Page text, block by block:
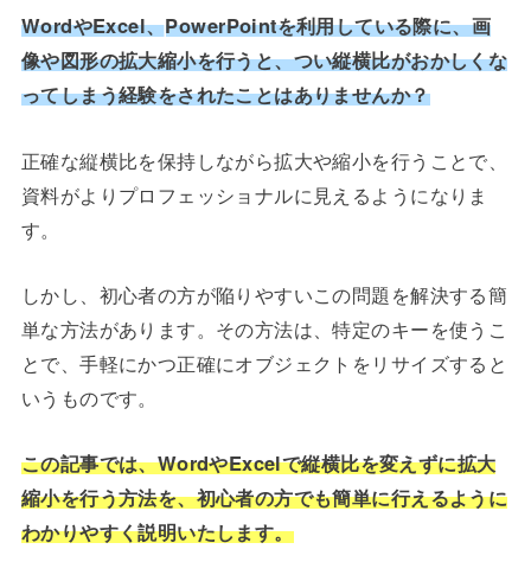
WordやExcel、PowerPointを利用している際に、画
像や図形の拡大縮小を行うと、つい縦横比がおかしくな
ってしまう経験をされたことはありませんか？
正確な縦横比を保持しながら拡大や縮小を行うことで、
資料がよりプロフェッショナルに見えるようになりま
す。
しかし、初心者の方が陥りやすいこの問題を解決する簡
単な方法があります。その方法は、特定のキーを使うこ
とで、手軽にかつ正確にオブジェクトをリサイズすると
いうものです。
この記事では、WordやExcelで縦横比を変えずに拡大
縮小を行う方法を、初心者の方でも簡単に行えるように
わかりやすく説明いたします。